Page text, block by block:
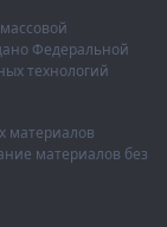
Федеральной
технологий
материалов
материалов без